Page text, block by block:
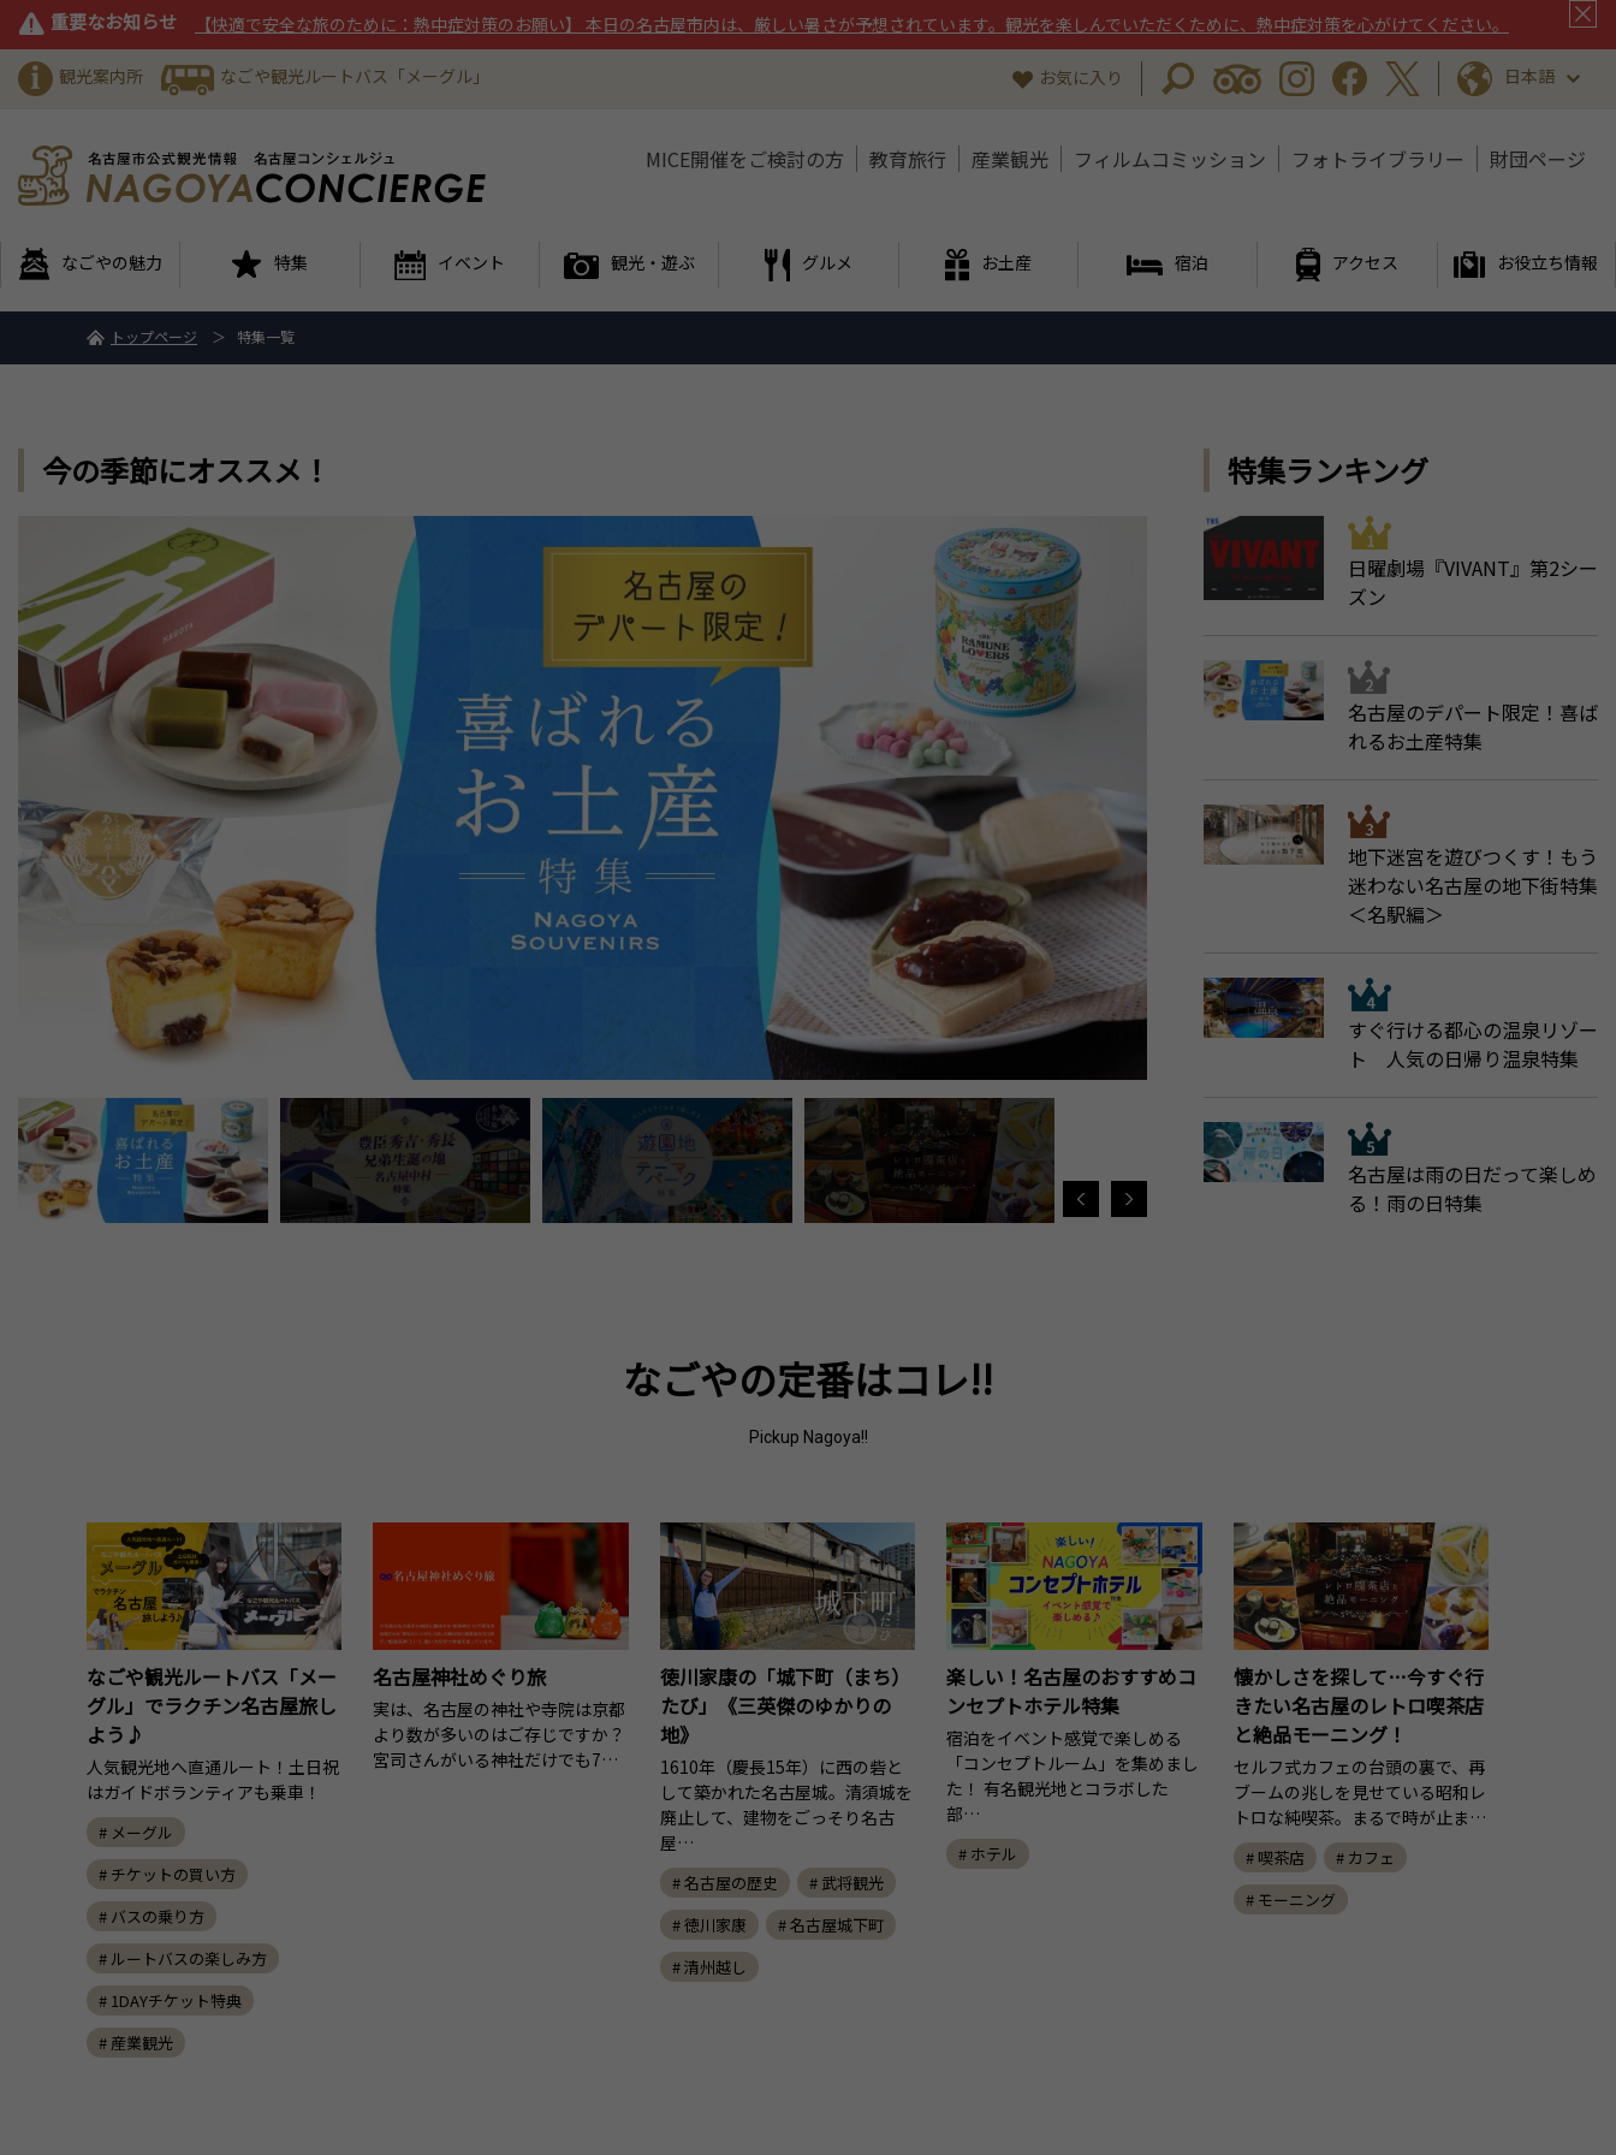
重要なお知らせ 【快適で安全な旅のために：熱中症対策のお願い】 本日の名古屋市内は、厳しい暑さが予想されています。観光を楽しんでいただくために、熱中症対策を心がけてください。
観光案内所 なごや観光ルートバス「メーグル」 お気に入り 日本語
MICE開催をご検討の方 教育旅行 産業観光 フィルムコミッション フォトライブラリー 財団ページ
なごやの魅力 特集 イベント 観光・遊ぶ グルメ お土産 宿泊 アクセス お役立ち情報
トップページ 特集一覧
今の季節にオススメ！ 特集ランキング
日曜劇場『VIVANT』第2シー
ズン
名古屋のデパート限定！喜ば
れるお土産特集
地下迷宮を遊びつくす！もう
迷わない名古屋の地下街特集
＜名駅編＞
すぐ行ける都心の温泉リゾー
ト 人気の日帰り温泉特集
名古屋は雨の日だって楽しめ
る！雨の日特集
なごやの定番はコレ!!
Pickup Nagoya!!
なごや観光ルートバス「メー
グル」でラクチン名古屋旅し
よう♪
人気観光地へ直通ルート！土日祝
はガイドボランティアも乗車！
# メーグル
# チケットの買い方
# バスの乗り方
# ルートバスの楽しみ方
# 1DAYチケット特典
# 産業観光
名古屋神社めぐり旅
実は、名古屋の神社や寺院は京都
より数が多いのはご存じですか？
宮司さんがいる神社だけでも7…
徳川家康の「城下町（まち）
たび」《三英傑のゆかりの
地》
1610年（慶長15年）に西の砦と
して築かれた名古屋城。清須城を
廃止して、建物をごっそり名古
屋…
# 名古屋の歴史
# 武将観光
# 徳川家康
# 名古屋城下町
# 清州越し
楽しい！名古屋のおすすめコ
ンセプトホテル特集
宿泊をイベント感覚で楽しめる
「コンセプトルーム」を集めまし
た！ 有名観光地とコラボした
部…
# ホテル
懐かしさを探して…今すぐ行
きたい名古屋のレトロ喫茶店
と絶品モーニング！
セルフ式カフェの台頭の裏で、再
ブームの兆しを見せている昭和レ
トロな純喫茶。まるで時が止ま…
# 喫茶店
# カフェ
# モーニング